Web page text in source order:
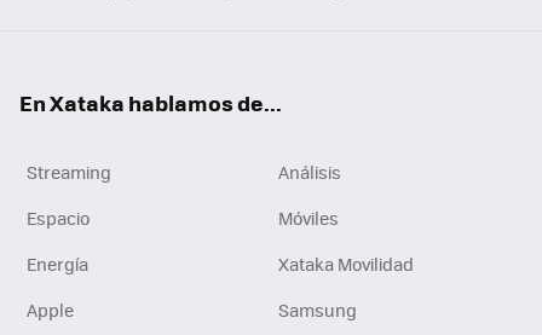
En Xataka hablamos de...
Streaming
Análisis
Espacio
Móviles
Energía
Xataka Movilidad
Apple
Samsung